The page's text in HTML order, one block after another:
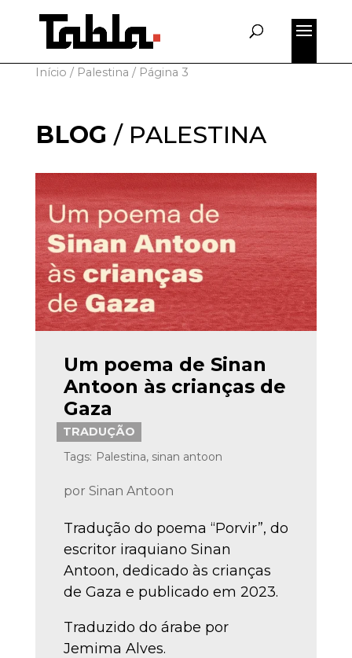
Início / Palestina / Página 3
BLOG / PALESTINA
Um poema de Sinan
Antoon às crianças de
Gaza
TRADUÇÃO
Tags: Palestina, sinan antoon
por Sinan Antoon
Tradução do poema “Porvir”, do
escritor iraquiano Sinan
Antoon, dedicado às crianças
de Gaza e publicado em 2023.
Traduzido do árabe por
Jemima Alves.